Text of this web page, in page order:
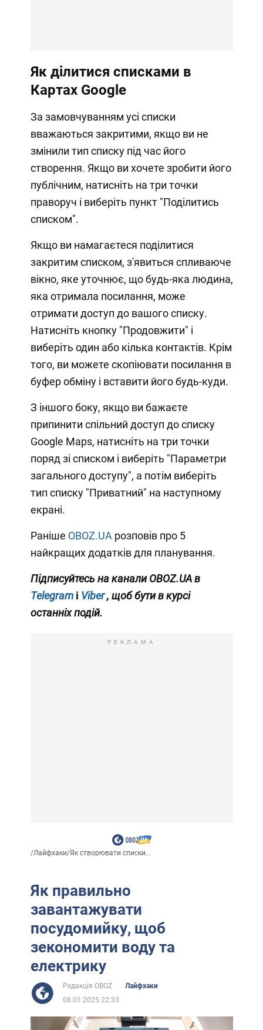
Як ділитися списками в
Картах Google
За замовчуванням усі списки
вважаються закритими, якщо ви не
змінили тип списку під час його
створення. Якщо ви хочете зробити його
публічним, натисніть на три точки
праворуч і виберіть пункт "Поділитись
списком".
Якщо ви намагаєтеся поділитися
закритим списком, з'явиться спливаюче
вікно, яке уточнює, що будь-яка людина,
яка отримала посилання, може
отримати доступ до вашого списку.
Натисніть кнопку "Продовжити" і
виберіть один або кілька контактів. Крім
того, ви можете скопіювати посилання в
буфер обміну і вставити його будь-куди.
З іншого боку, якщо ви бажаєте
припинити спільний доступ до списку
Google Maps, натисніть на три точки
поряд зі списком і виберіть "Параметри
загального доступу", а потім виберіть
тип списку "Приватний" на наступному
екрані.
Раніше OBOZ.UA розповів про 5
найкращих додатків для планування.
Підписуйтесь на канали OBOZ.UA в
Telegram і Viber , щоб бути в курсі
останніх подій.
РЕКЛАМА
/Лайфхаки/Як створювати списки...
Як правильно
завантажувати
посудомийку, щоб
зекономити воду та
електрику
Редакція OBOZ
Лайфхаки
08.01.2025 22:33